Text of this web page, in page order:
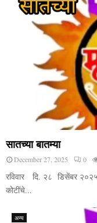
सातच्या बातम्या
December 27, 2025 0
रविवार दि. २८ डिसेंबर
कोटींचे...
अन्य